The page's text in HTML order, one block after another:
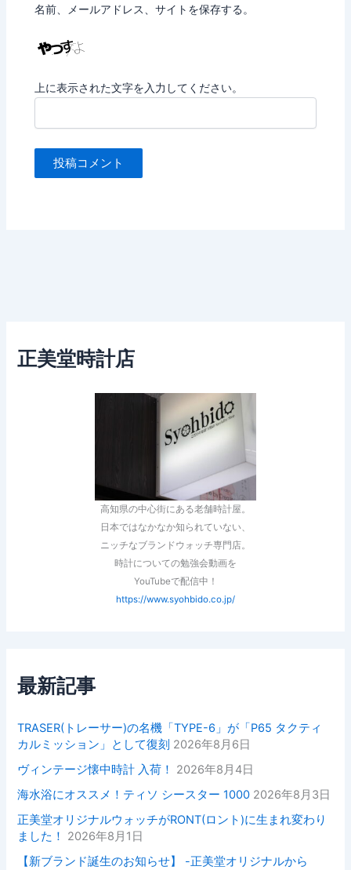
名前、メールアドレス、サイトを保存する。
上に表示された文字を入力してください。
正美堂時計店
高知県の中心街にある老舗時計屋。
日本ではなかなか知られていない、
ニッチなブランドウォッチ専門店。
時計についての勉強会動画を
YouTubeで配信中！
https://www.syohbido.co.jp/
最新記事
TRASER(トレーサー)の名機「TYPE-6」が「P65 タクティ
カルミッション」として復刻 2026年8月6日
ヴィンテージ懐中時計 入荷！
2026年8月4日
海水浴にオススメ！ティソ シースター 1000 2026年8月3日
正美堂オリジナルウォッチがRONT(ロント)に生まれ変わり
ました！
2026年8月1日
【新ブランド誕生のお知らせ】 -正美堂オリジナルから